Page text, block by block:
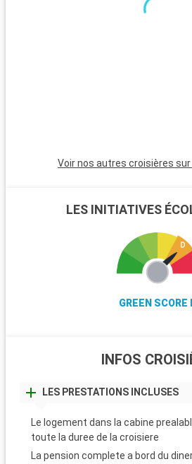
séculaires, est un havre de nature
Voir nos autres croisières sur
LES INITIATIVES
GREEN SCORE
INFOS
LES PRESTATIONS INCLUSES
Le logement dans la cabine
toute la duree de la croisiere
La pension complete a bord du